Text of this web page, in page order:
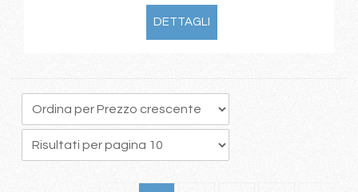
DETTAGLI